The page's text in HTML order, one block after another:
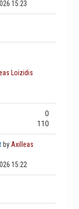
15:23
Loizidis
0
110
by Axilleas
15:22